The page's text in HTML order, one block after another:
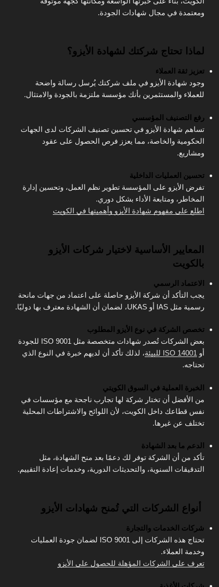
ومعتمدة في مجال شهادات الجودة.
لماذا تحتاج شركتك لشهادة الأيزو؟
تعزيز ثقة العملاء
وجود شهادة الأيزو في ملف شركتك يُرسل رسالة واضحة
للعملاء والمستثمرين بأنك مؤسسة ملتزمة بالجودة والامتثال.
رفع التصنيف المؤسسي
تساهم شهادة الأيزو في تحسين تصنيف الشركات لدى الجهات
الحكومية والخاصة، مما يعزز فرص الحصول على عقود
ومشاريع.
تحسين العمليات الداخلية
تفرض الأيزو على المؤسسة تطوير نظم العمل، وتحسين إدارة
المخاطر، ومتابعة الأداء بشكل دوري.
اطلع على مفهوم شهادة الأيزو وأهميتها في الكويت
المعايير الأساسية لاختيار شركات الأيزو
بالكويت
الاعتماد الرسمي
يجب التأكد أن شركة الأيزو حاصلة على اعتماد من جهات مانحة
رسمية مثل IAS أو UKAS، لضمان أن الشهادة معترف بها دوليًا.
تخصص الشركة في نوع الأيزو المطلوب
بعض الشركات تُصدر شهادات متخصصة مثل ISO 9001 للجودة
أو ISO 14001 للبيئة
، لذلك تأكد أن لديهم خبرة في النوع الذي
تحتاجه.
الخبرة العملية في السوق الكويتي
من الأفضل أن تختار شركة لها تجارب ناجحة مع مؤسسات في
نفس قطاعك داخل الكويت، لأن اللوائح والاشتراطات المحلية
تختلف عن غيرها.
الدعم ما بعد الشهادة
تأكد من أن الشركة توفر لك دعمًا بعد منح الشهادة، مثل
التدقيقات السنوية، والتحديثات الدورية، وخدمات إعادة التقييم.
أنواع الشركات التي تُمنح شهادات الأيزو
شركات الخدمات والتجارة
تحتاج هذه الشركات إلى ISO 9001 لضمان جودة العمليات
وخدمة العملاء.
تعرف على الشركات المؤهلة للحصول على الأيزو